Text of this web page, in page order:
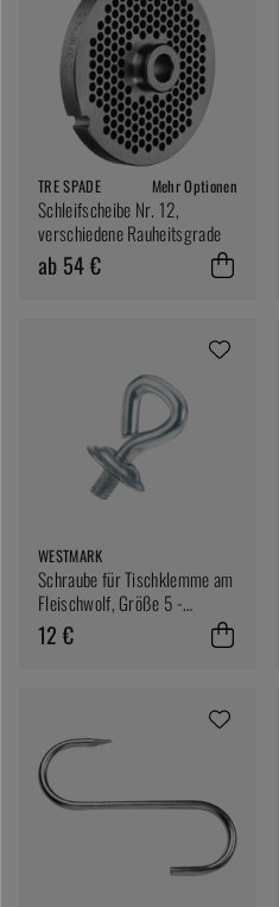
TRE SPADE Mehr Optionen
Schleifscheibe Nr. 12,
verschiedene Rauheitsgrade
ab 54 €
WESTMARK
Schraube für Tischklemme am
Fleischwolf, Größe 5 -
Westmark
12 €